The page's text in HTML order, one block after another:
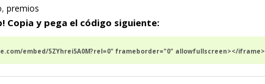
, premios
y pega el código siguiente:
embed/5ZYhrei5A0M?rel=0" frameborder="0" allowfullscreen></iframe>